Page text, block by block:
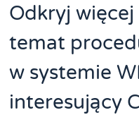
Odkryj więcej
temat
w systemie
interesujący